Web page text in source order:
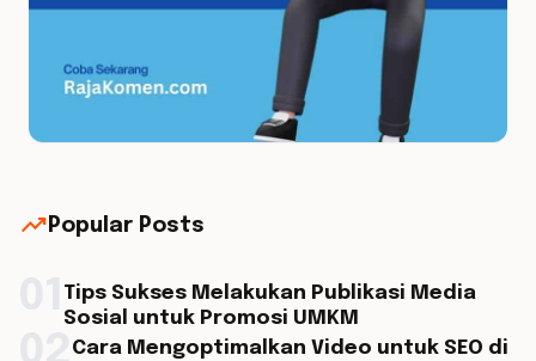
trending_up Popular Posts
Tips Sukses Melakukan Publikasi Media
Sosial untuk Promosi UMKM
Cara Mengoptimalkan Video untuk SEO di